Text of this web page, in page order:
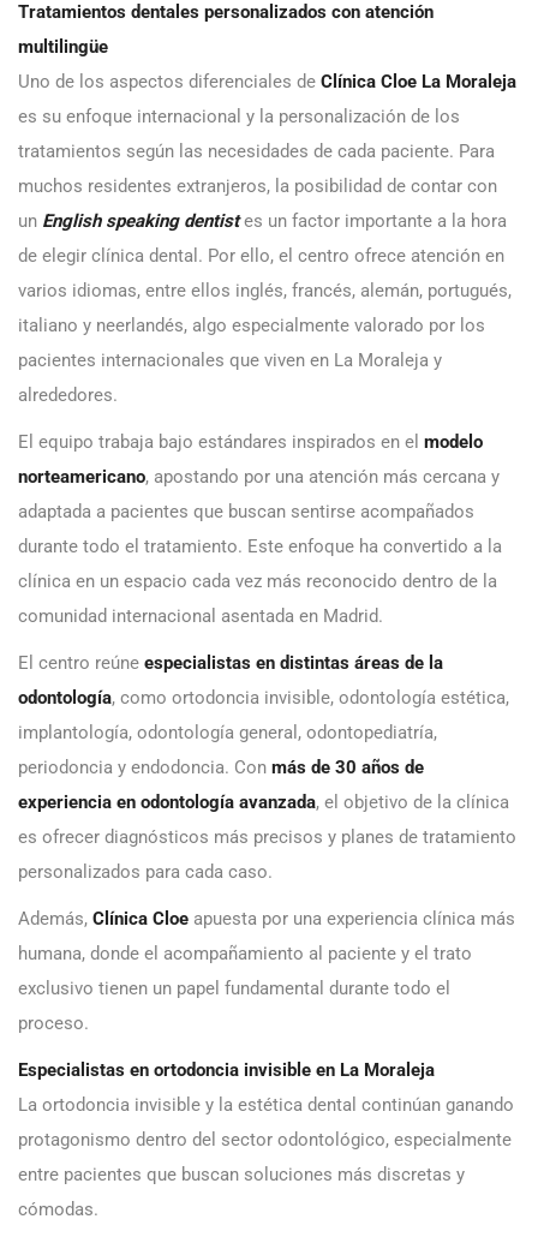
Tratamientos dentales personalizados con atención
multilingüe
Uno de los aspectos diferenciales de Clínica Cloe La Moraleja
es su enfoque internacional y la personalización de los
tratamientos según las necesidades de cada paciente. Para
muchos residentes extranjeros, la posibilidad de contar con
un English speaking dentistes un factor importante a la hora
de elegir clínica dental. Por ello, el centro ofrece atención en
varios idiomas, entre ellos inglés, francés, alemán, portugués,
italiano y neerlandés, algo especialmente valorado por los
pacientes internacionales que viven en La Moraleja y
alrededores.
El equipo trabaja bajo estándares inspirados en el modelo
norteamericano, apostando por una atención más cercana y
adaptada a pacientes que buscan sentirse acompañados
durante todo el tratamiento. Este enfoque ha convertido a la
clínica en un espacio cada vez más reconocido dentro de la
comunidad internacional asentada en Madrid.
El centro reúne especialistas en distintas áreas de la
odontología, como ortodoncia invisible, odontología estética,
implantología, odontología general, odontopediatría,
periodoncia y endodoncia. Con más de 30 años de
experiencia en odontología avanzada, el objetivo de la clínica
es ofrecer diagnósticos más precisos y planes de tratamiento
personalizados para cada caso.
Además, Clínica Cloe apuesta por una experiencia clínica más
humana, donde el acompañamiento al paciente y el trato
exclusivo tienen un papel fundamental durante todo el
proceso.
Especialistas en ortodoncia invisible en La Moraleja
La ortodoncia invisible y la estética dental continúan ganando
protagonismo dentro del sector odontológico, especialmente
entre pacientes que buscan soluciones más discretas y
cómodas.